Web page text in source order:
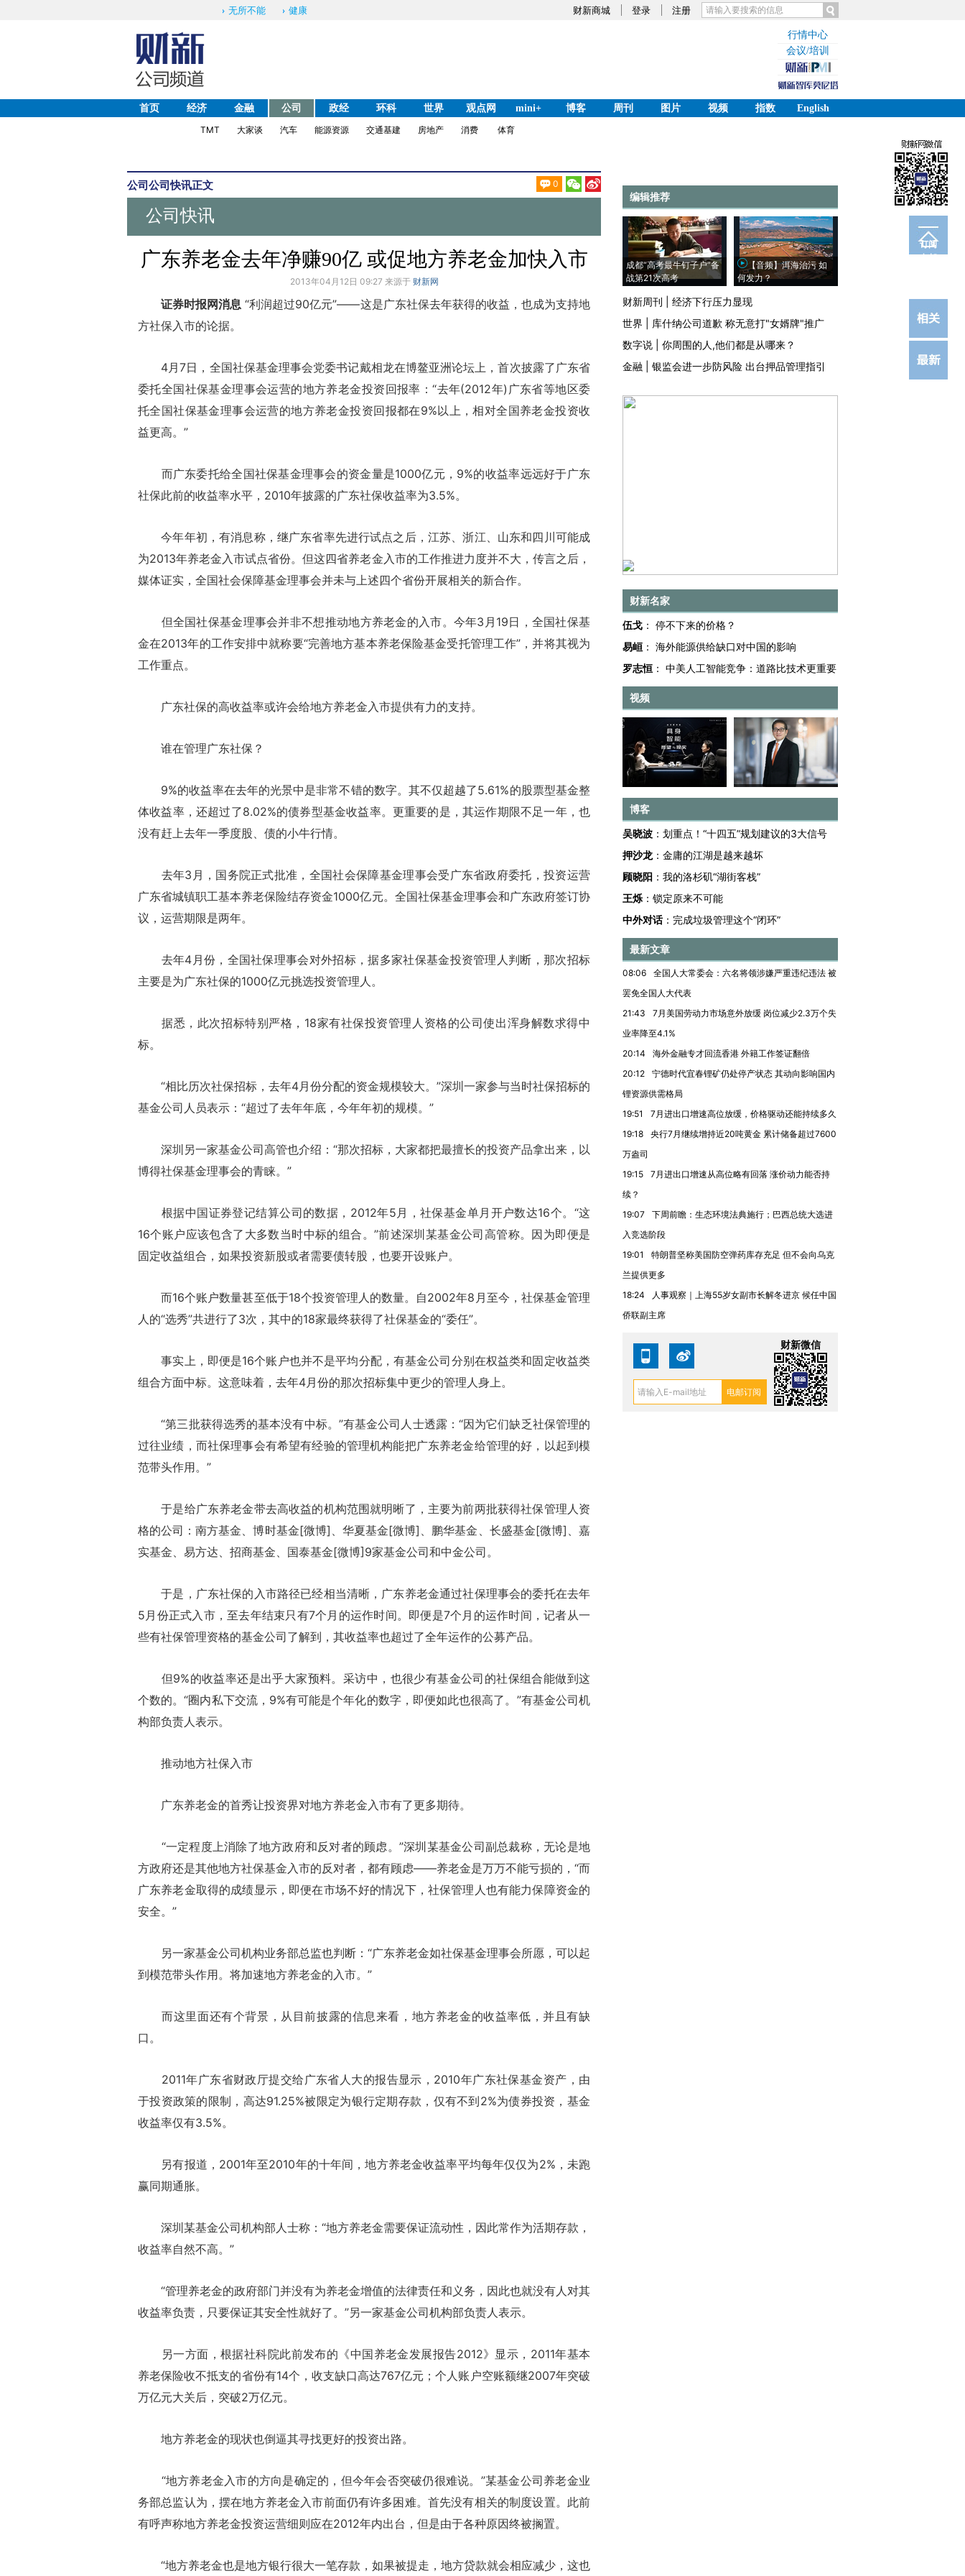
财新商城 登录 注册
无所不能 健康
行情中心
会议/培训
首页 经济 金融 公司 政经 环科 世界 观点网 mini+ 博客 周刊 图片 视频 指数
English
TMT
大家谈 汽车 能源资源 交通基建 房地产 消费 体育
公司公司快讯正文 0
订阅
电邮
公司快讯
广东养老金去年净赚90亿 或促地方养老金加快入市
2013年04月12日 09:27 来源于 财新网
证券时报网消息 “利润超过90亿元”——这是广东社保去年获得的收益，也成为支持地
方社保入市的论据。
4月7日，全国社保基金理事会党委书记戴相龙在博鳌亚洲论坛上，首次披露了广东省
委托全国社保基金理事会运营的地方养老金投资回报率：“去年(2012年)广东省等地区委
托全国社保基金理事会运营的地方养老金投资回报都在9%以上，相对全国养老金投资收
益更高。”
而广东委托给全国社保基金理事会的资金量是1000亿元，9%的收益率远远好于广东
社保此前的收益率水平，2010年披露的广东社保收益率为3.5%。
今年年初，有消息称，继广东省率先进行试点之后，江苏、浙江、山东和四川可能成
为2013年养老金入市试点省份。但这四省养老金入市的工作推进力度并不大，传言之后，
媒体证实，全国社会保障基金理事会并未与上述四个省份开展相关的新合作。
但全国社保基金理事会并非不想推动地方养老金的入市。今年3月19日，全国社保基
金在2013年的工作安排中就称要“完善地方基本养老保险基金受托管理工作”，并将其视为
工作重点。
广东社保的高收益率或许会给地方养老金入市提供有力的支持。
谁在管理广东社保？
9%的收益率在去年的光景中是非常不错的数字。其不仅超越了5.61%的股票型基金整
体收益率，还超过了8.02%的债券型基金收益率。更重要的是，其运作期限不足一年，也
没有赶上去年一季度股、债的小牛行情。
去年3月，国务院正式批准，全国社会保障基金理事会受广东省政府委托，投资运营
广东省城镇职工基本养老保险结存资金1000亿元。全国社保基金理事会和广东政府签订协
议，运营期限是两年。
去年4月份，全国社保理事会对外招标，据多家社保基金投资管理人判断，那次招标
主要是为广东社保的1000亿元挑选投资管理人。
据悉，此次招标特别严格，18家有社保投资管理人资格的公司使出浑身解数求得中
标。
“相比历次社保招标，去年4月份分配的资金规模较大。”深圳一家参与当时社保招标的
基金公司人员表示：“超过了去年年底，今年年初的规模。”
深圳另一家基金公司高管也介绍：“那次招标，大家都把最擅长的投资产品拿出来，以
博得社保基金理事会的青睐。”
根据中国证券登记结算公司的数据，2012年5月，社保基金单月开户数达16个。“这
16个账户应该包含了大多数当时中标的组合。”前述深圳某基金公司高管称。因为即便是
固定收益组合，如果投资新股或者需要债转股，也要开设账户。
而16个账户数量甚至低于18个投资管理人的数量。自2002年8月至今，社保基金管理
人的“选秀”共进行了3次，其中的18家最终获得了社保基金的“委任”。
事实上，即便是16个账户也并不是平均分配，有基金公司分别在权益类和固定收益类
组合方面中标。这意味着，去年4月份的那次招标集中更少的管理人身上。
“第三批获得选秀的基本没有中标。”有基金公司人士透露：“因为它们缺乏社保管理的
过往业绩，而社保理事会有希望有经验的管理机构能把广东养老金给管理的好，以起到模
范带头作用。”
于是给广东养老金带去高收益的机构范围就明晰了，主要为前两批获得社保管理人资
格的公司：南方基金、博时基金[微博]、华夏基金[微博]、鹏华基金、长盛基金[微博]、嘉
实基金、易方达、招商基金、国泰基金[微博]9家基金公司和中金公司。
于是，广东社保的入市路径已经相当清晰，广东养老金通过社保理事会的委托在去年
5月份正式入市，至去年结束只有7个月的运作时间。即便是7个月的运作时间，记者从一
些有社保管理资格的基金公司了解到，其收益率也超过了全年运作的公募产品。
但9%的收益率还是出乎大家预料。采访中，也很少有基金公司的社保组合能做到这
个数的。“圈内私下交流，9%有可能是个年化的数字，即便如此也很高了。”有基金公司机
构部负责人表示。
推动地方社保入市
广东养老金的首秀让投资界对地方养老金入市有了更多期待。
“一定程度上消除了地方政府和反对者的顾虑。”深圳某基金公司副总裁称，无论是地
方政府还是其他地方社保基金入市的反对者，都有顾虑——养老金是万万不能亏损的，“而
广东养老金取得的成绩显示，即便在市场不好的情况下，社保管理人也有能力保障资金的
安全。”
另一家基金公司机构业务部总监也判断：“广东养老金如社保基金理事会所愿，可以起
到模范带头作用。将加速地方养老金的入市。”
而这里面还有个背景，从目前披露的信息来看，地方养老金的收益率低，并且有缺
口。
2011年广东省财政厅提交给广东省人大的报告显示，2010年广东社保基金资产，由
于投资政策的限制，高达91.25%被限定为银行定期存款，仅有不到2%为债券投资，基金
收益率仅有3.5%。
另有报道，2001年至2010年的十年间，地方养老金收益率平均每年仅仅为2%，未跑
赢同期通胀。
深圳某基金公司机构部人士称：“地方养老金需要保证流动性，因此常作为活期存款，
收益率自然不高。”
“管理养老金的政府部门并没有为养老金增值的法律责任和义务，因此也就没有人对其
收益率负责，只要保证其安全性就好了。”另一家基金公司机构部负责人表示。
另一方面，根据社科院此前发布的《中国养老金发展报告2012》显示，2011年基本
养老保险收不抵支的省份有14个，收支缺口高达767亿元；个人账户空账额继2007年突破
万亿元大关后，突破2万亿元。
地方养老金的现状也倒逼其寻找更好的投资出路。
“地方养老金入市的方向是确定的，但今年会否突破仍很难说。”某基金公司养老金业
务部总监认为，摆在地方养老金入市前面仍有许多困难。首先没有相关的制度设置。此前
有呼声称地方养老金投资运营细则应在2012年内出台，但是由于各种原因终被搁置。
“地方养老金也是地方银行很大一笔存款，如果被提走，地方贷款就会相应减少，这也
编辑推荐
成都“高考最牛钉子户”备
战第21次高考
【音频】洱海治污 如
何发力？
财新周刊
经济下行压力显现
世界
库什纳公司道歉 称无意打"女婿牌"推广
数字说
你周围的人,他们都是从哪来？
金融
银监会进一步防风险 出台押品管理指引
财新名家
伍戈 ： 停不下来的价格？
易峘 ： 海外能源供给缺口对中国的影响
罗志恒 ： 中美人工智能竞争：道路比技术更重要
视频
博客
吴晓波 ： 划重点！“十四五”规划建议的3大信号
押沙龙 ： 金庸的江湖是越来越坏
顾晓阳 ： 我的洛杉矶“湖街客栈”
王烁 ： 锁定原来不可能
中外对话： 完成垃圾管理这个“闭环”
最新文章
08:06
全国人大常委会：六名将领涉嫌严重违纪违法 被
罢免全国人大代表
21:43
7月美国劳动力市场意外放缓 岗位减少2.3万个失
业率降至4.1%
20:14
海外金融专才回流香港 外籍工作签证翻倍
20:12
宁德时代宜春锂矿仍处停产状态 其动向影响国内
锂资源供需格局
19:51
7月进出口增速高位放缓，价格驱动还能持续多久
19:18
央行7月继续增持近20吨黄金 累计储备超过7600
万盎司
19:15
7月进出口增速从高位略有回落 涨价动力能否持
续？
19:07
下周前瞻：生态环境法典施行；巴西总统大选进
入竞选阶段
19:01
特朗普坚称美国防空弹药库存充足 但不会向乌克
兰提供更多
18:24
人事观察｜上海55岁女副市长解冬进京 候任中国
侨联副主席
财新微信